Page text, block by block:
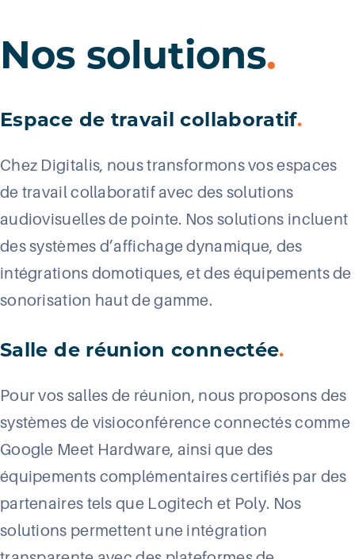
Nos solutions.
Espace de travail collaboratif.
Chez Digitalis, nous transformons vos espaces
de travail collaboratif avec des solutions
audiovisuelles de pointe. Nos solutions incluent
des systèmes d’affichage dynamique, des
intégrations domotiques, et des équipements de
sonorisation haut de gamme.
Salle de réunion connectée.
Pour vos salles de réunion, nous proposons des
systèmes de visioconférence connectés comme
Google Meet Hardware, ainsi que des
équipements complémentaires certifiés par des
partenaires tels que Logitech et Poly. Nos
solutions permettent une intégration